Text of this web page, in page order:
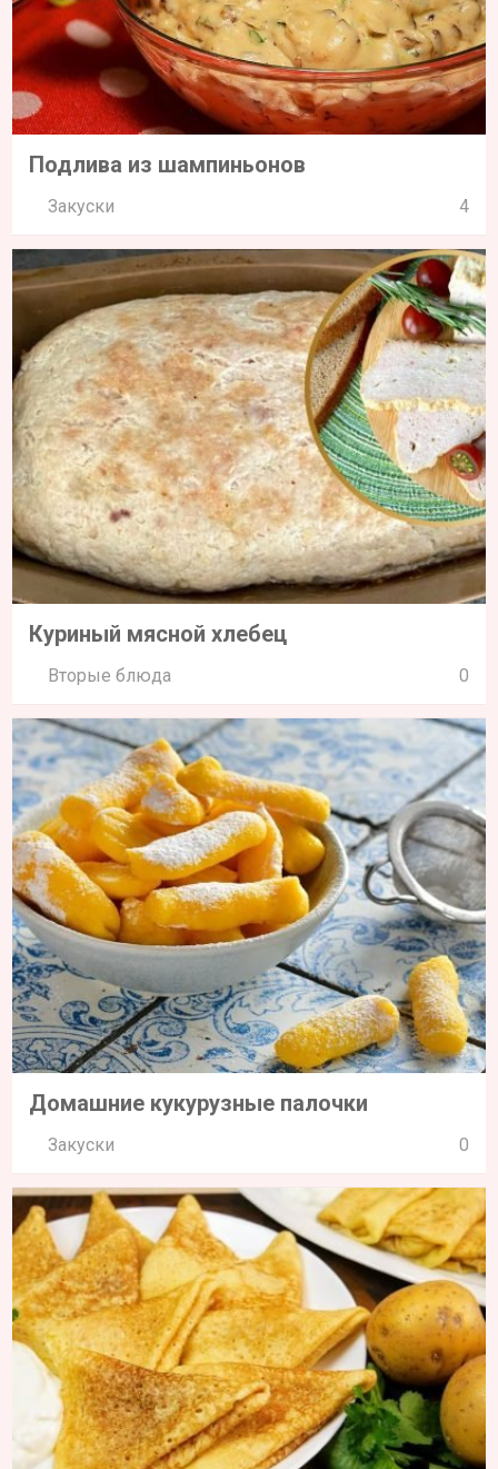
Подлива из шампиньонов
Закуски 4
Куриный мясной хлебец
Вторые блюда 0
Домашние кукурузные палочки
Закуски 0